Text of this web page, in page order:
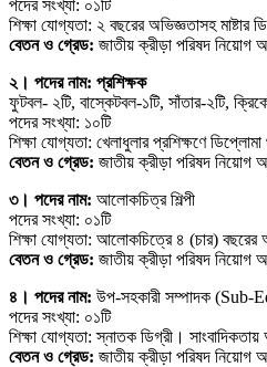
পদের সংখ্যা: ০১টি
শিক্ষা যোগ্যতা: ২ বছরের অভিজ্ঞতাসহ মাষ্টার
বেতন ও গ্রেড: জাতীয় ক্রীড়া পরিষদ
২। পদের নাম: প্রশিক্ষক
ফুটবল- ২টি, বাস্কেটবল-১টি, সাঁতার-২টি,
পদের সংখ্যা: ১০টি
শিক্ষা যোগ্যতা: খেলাধুলার প্রশিক্ষণে
বেতন ও গ্রেড: জাতীয় ক্রীড়া পরিষদ
৩। পদের নাম: আলােকচিত্র শিল্পী
পদের সংখ্যা: ০১টি
শিক্ষা যোগ্যতা: আলােকচিত্রে ৪ (চার) বছরের
বেতন ও গ্রেড: জাতীয় ক্রীড়া পরিষদ
৪। পদের নাম: উপ-সহকারী সম্পাদক (Sub-
পদের সংখ্যা: ০১টি
শিক্ষা যোগ্যতা: স্নাতক ডিগ্রী।
বেতন ও গ্রেড: জাতীয় ক্রীড়া পরিষদ